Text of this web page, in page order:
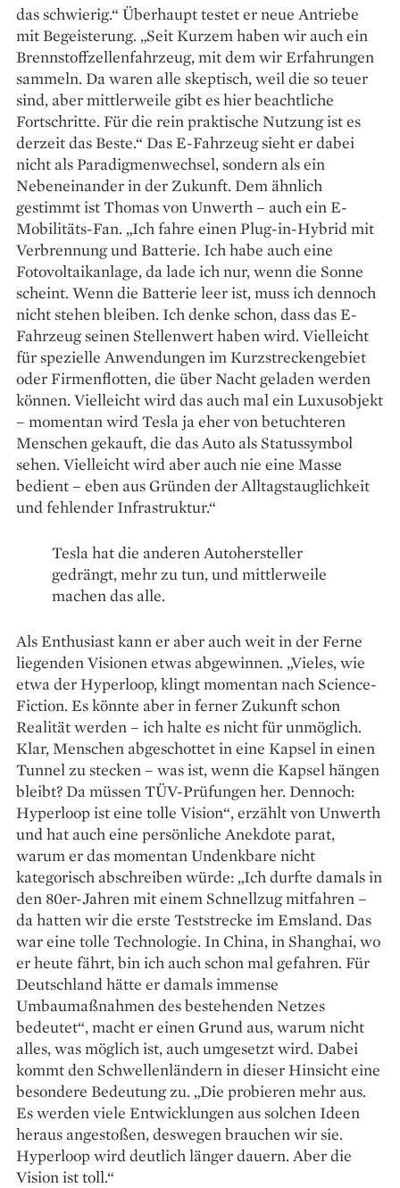
das schwierig.“ Überhaupt testet er neue Antriebe
mit Begeisterung. „Seit Kurzem haben wir auch ein
Brennstoffzellenfahrzeug, mit dem wir Erfahrungen
sammeln. Da waren alle skeptisch, weil die so teuer
sind, aber mittlerweile gibt es hier beachtliche
Fortschritte. Für die rein praktische Nutzung ist es
derzeit das Beste.“ Das E-Fahrzeug sieht er dabei
nicht als Paradigmenwechsel, sondern als ein
Nebeneinander in der Zukunft. Dem ähnlich
gestimmt ist Thomas von Unwerth – auch ein E-
Mobilitäts-Fan. „Ich fahre einen Plug-in-Hybrid mit
Verbrennung und Batterie. Ich habe auch eine
Fotovoltaikanlage, da lade ich nur, wenn die Sonne
scheint. Wenn die Batterie leer ist, muss ich dennoch
nicht stehen bleiben. Ich denke schon, dass das E-
Fahrzeug seinen Stellenwert haben wird. Vielleicht
für spezielle Anwendungen im Kurzstreckengebiet
oder Firmenflotten, die über Nacht geladen werden
können. Vielleicht wird das auch mal ein Luxusobjekt
– momentan wird Tesla ja eher von betuchteren
Menschen gekauft, die das Auto als Statussymbol
sehen. Vielleicht wird aber auch nie eine Masse
bedient – eben aus Gründen der Alltagstauglichkeit
und fehlender Infrastruktur.“
Tesla hat die anderen Autohersteller
gedrängt, mehr zu tun, und mittlerweile
machen das alle.
Als Enthusiast kann er aber auch weit in der Ferne
liegenden Visionen etwas abgewinnen. „Vieles, wie
etwa der Hyperloop, klingt momentan nach Science-
Fiction. Es könnte aber in ferner Zukunft schon
Realität werden – ich halte es nicht für unmöglich.
Klar, Menschen abgeschottet in eine Kapsel in einen
Tunnel zu stecken – was ist, wenn die Kapsel hängen
bleibt? Da müssen TÜV-Prüfungen her. Dennoch:
Hyperloop ist eine tolle Vision“, erzählt von Unwerth
und hat auch eine persönliche Anekdote parat,
warum er das momentan Undenkbare nicht
kategorisch abschreiben würde: „Ich durfte damals in
den 80er-Jahren mit einem Schnellzug mitfahren –
da hatten wir die erste Teststrecke im Emsland. Das
war eine tolle Technologie. In China, in Shanghai, wo
er heute fährt, bin ich auch schon mal gefahren. Für
Deutschland hätte er damals immense
Umbaumaßnahmen des bestehenden Netzes
bedeutet“, macht er einen Grund aus, warum nicht
alles, was möglich ist, auch umgesetzt wird. Dabei
kommt den Schwellenländern in dieser Hinsicht eine
besondere Bedeutung zu. „Die probieren mehr aus.
Es werden viele Entwicklungen aus solchen Ideen
heraus angestoßen, deswegen brauchen wir sie.
Hyperloop wird deutlich länger dauern. Aber die
Vision ist toll.“